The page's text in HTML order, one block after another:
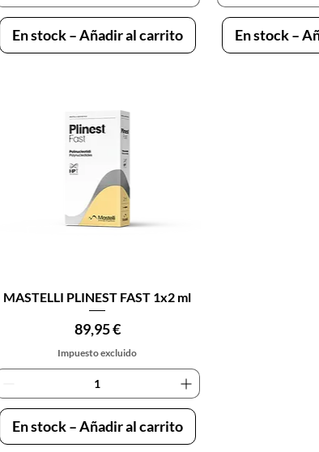
En stock – Añadir al carrito En stock –
Vista rápida
MASTELLI PLINEST FAST 1x2 ml
Precio
89,95 €
Impuesto excluido
En stock – Añadir al carrito